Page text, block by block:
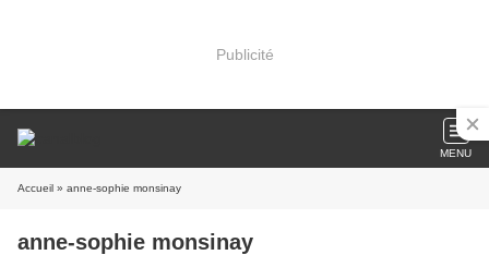
Publicité
MENU
Accueil » anne-sophie monsinay
anne-sophie monsinay